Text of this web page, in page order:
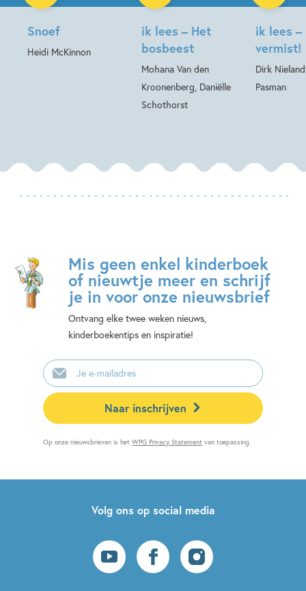
Snoef
Heidi McKinnon
ik lees – Het
bosbeest
Mohana Van den
Kroonenberg, Daniëlle
Schothorst
ik lees –
vermist!
Dirk
Pasman
Mis geen enkel kinderboek
of nieuwtje meer en schrijf
je in voor onze nieuwsbrief
Ontvang elke twee weken nieuws,
kinderboekentips en inspiratie!
E-
mailadres
Naar inschrijven
Op onze nieuwsbrieven is hetWPG Privacy Statement van toepassing.
Volg ons op social media